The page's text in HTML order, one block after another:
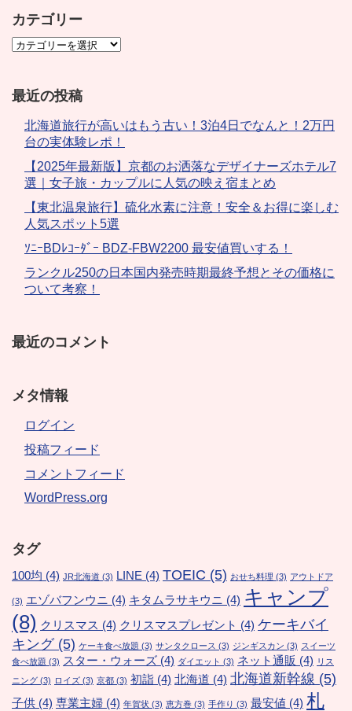
カテゴリー
最近の投稿
北海道旅行が高いはもう古い！3泊4日でなんと！2万円
台の実体験レポ！
【2025年最新版】京都のお洒落なデザイナーズホテル7
選｜女子旅・カップルに人気の映え宿まとめ
【東北温泉旅行】硫化水素に注意！安全＆お得に楽しむ
人気スポット5選
ｿﾆｰBDﾚｺｰﾀﾞｰ BDZ-FBW2200 最安値買いする！
ランクル250の日本国内発売時期最終予想とその価格に
ついて考察！
最近のコメント
メタ情報
ログイン
投稿フィード
コメントフィード
WordPress.org
タグ
100均 (4) JR北海道 (3) LINE (4) TOEIC (5) おせち料理 (3) アウトドア
(3) エゾバフンウニ (4) キタムラサキウニ (4) キャンプ
(8) クリスマス (4) クリスマスプレゼント (4) ケーキバイ
キング(5) ケーキ食べ放題 (3) サンタクロース (3) ジンギスカン (3) スイーツ
食べ放題 (3) スター・ウォーズ (4) ダイエット (3) ネット通販 (4) リス
ニング (3) ロイズ (3) 京都 (3) 初詣 (4) 北海道 (4) 北海道新幹線 (5)
子供 (4) 専業主婦 (4) 年賀状 (3) 恵方巻 (3) 手作り (3) 最安値 (4) 札